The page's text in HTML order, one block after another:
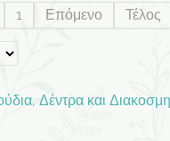
1 Επόμενο Τέλος
Δέντρα και